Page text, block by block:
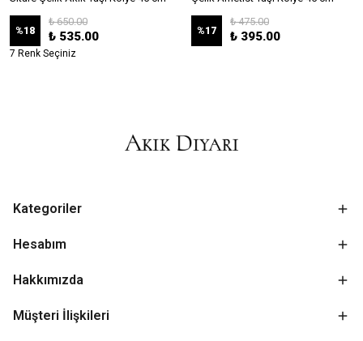
%18
₺ 650.00
₺ 535.00
7 Renk Seçiniz
%17
₺ 475.00
₺ 395.00
Kategoriler
Hesabım
Hakkımızda
Müşteri İlişkileri